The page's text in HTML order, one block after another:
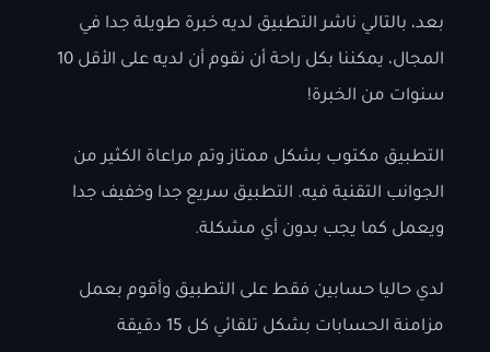
بعد، بالتالي ناشر التطبيق لديه خبرة طويلة جدا في
المجال، يمكننا بكل راحة أن نقوم أن لديه على الأقل 10
سنوات من الخبرة!
التطبيق مكتوب بشكل ممتاز وتم مراعاة الكثير من
الجوانب التقنية فيه. التطبيق سريع جدا وخفيف جدا
ويعمل كما يجب بدون أي مشكلة.
لدي حاليا حسابين فقط على التطبيق وأقوم بعمل
مزامنة الحسابات بشكل تلقائي كل 15 دقيقة